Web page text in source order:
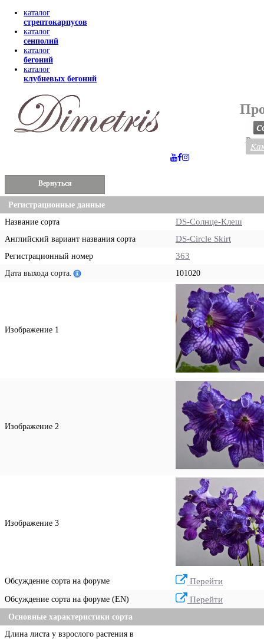
каталог
стрептокарпусов
каталог
сенполий
каталог
бегоний
каталог
клубневых бегоний
Вернуться
Регистрационные данные
Название сорта
DS-Солнце-Клеш
Английский вариант названия сорта DS-Circle Skirt
Регистрационный номер 363
Дата выхода сорта. 101020
Изображение 1
Изображение 2
Изображение 3
Обсуждение сорта на форуме Перейти
Обсуждение сорта на форуме (EN) Перейти
Основные характеристики сорта
Длина листа у взрослого растения в